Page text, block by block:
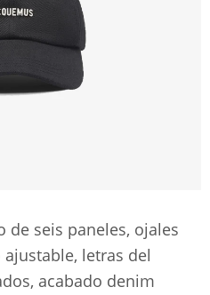
de seis paneles, ojales
letras del
acabado denim